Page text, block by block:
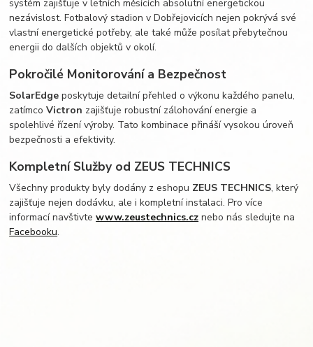
systém zajišťuje v letních měsících absolutní energetickou
nezávislost. Fotbalový stadion v Dobřejovicích nejen pokrývá své
vlastní energetické potřeby, ale také může posílat přebytečnou
energii do dalších objektů v okolí.
Pokročilé Monitorování a Bezpečnost
SolarEdge poskytuje detailní přehled o výkonu každého panelu,
zatímcoVictron zajišťuje robustní zálohování energie a
spolehlivé řízení výroby. Tato kombinace přináší vysokou úroveň
bezpečnosti a efektivity.
Kompletní Služby od ZEUS TECHNICS
Všechny produkty byly dodány z eshopu ZEUS TECHNICS, který
zajišťuje nejen dodávku, ale i kompletní instalaci. Pro více
informací navštivtewww.zeustechnics.cz nebo nás sledujte na
Facebooku.